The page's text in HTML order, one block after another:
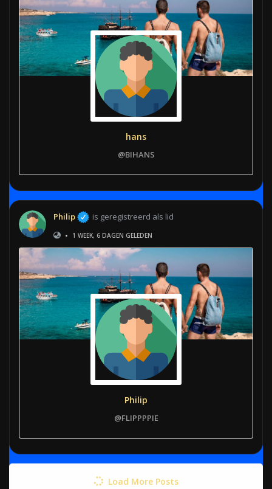
hans
@BIHANS
Philip
is geregistreerd als lid
•
1 WEEK, 6 DAGEN GELEDEN
Philip
@FLIPPPPIE
Load More Posts